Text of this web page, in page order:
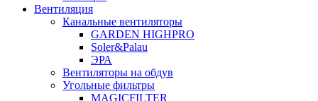
Вентиляция
Канальные вентиляторы
GARDEN HIGHPRO
Soler&Palau
ЭРА
Вентиляторы на обдув
Угольные фильтры
MAGICFILTER